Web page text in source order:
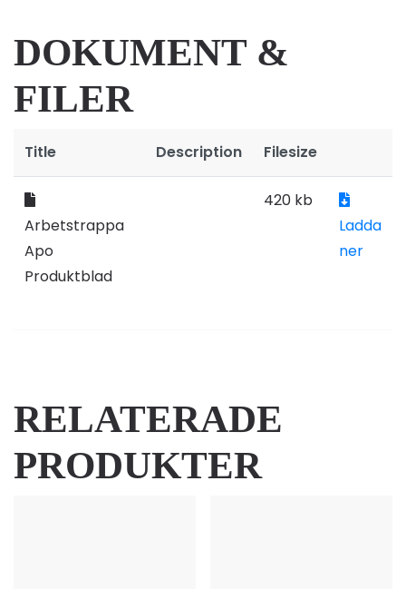
DOKUMENT &
FILER
Title Description Filesize
Arbetstrappa
Apo
Produktblad
420 kb
Ladda
ner
RELATERADE
PRODUKTER